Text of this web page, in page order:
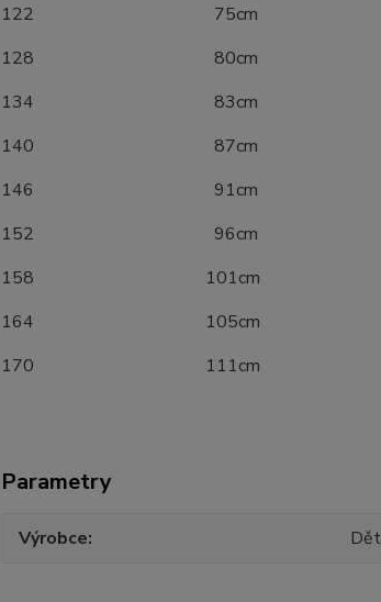
122 75cm
128 80cm
134 83cm
140 87cm
146 91cm
152 96cm
158 101cm
164 105cm
170 111cm
Parametry
Výrobce